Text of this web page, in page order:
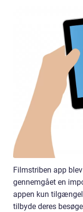
Filmstriben app
gennemgået en
appen kun
tilbyde deres